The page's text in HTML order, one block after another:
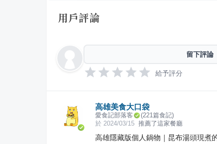
用戶評論
留下評論
給予評分
高雄美食大口袋
愛食記部落客 (221 篇食記)
於 2024/03/15 推薦了這家餐廳
高雄隱藏版個人鍋物｜昆布湯頭現煮